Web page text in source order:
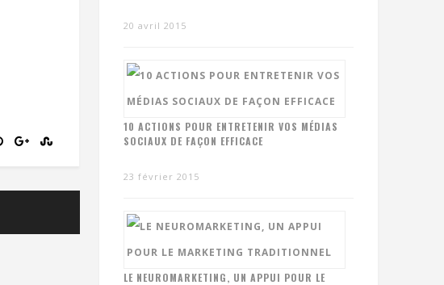
20 avril 2015
10 ACTIONS POUR ENTRETENIR VOS MÉDIAS
SOCIAUX DE FAÇON EFFICACE
23 février 2015
LE NEUROMARKETING, UN APPUI POUR LE